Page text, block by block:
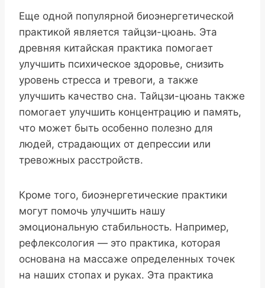
Еще одной популярной биоэнергетической
практикой является тайцзи-цюань. Эта
древняя китайская практика помогает
улучшить психическое здоровье, снизить
уровень стресса и тревоги, а также
улучшить качество сна. Тайцзи-цюань также
помогает улучшить концентрацию и память,
что может быть особенно полезно для
людей, страдающих от депрессии или
тревожных расстройств.
Кроме того, биоэнергетические практики
могут помочь улучшить нашу
эмоциональную стабильность. Например,
рефлексология — это практика, которая
основана на массаже определенных точек
на наших стопах и руках. Эта практика